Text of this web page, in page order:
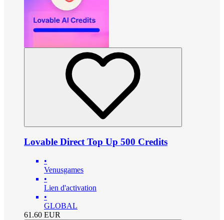
Lovable Direct Top Up 500 Credits
•
Venusgames
•
Lien d'activation
•
GLOBAL
61.60 EUR